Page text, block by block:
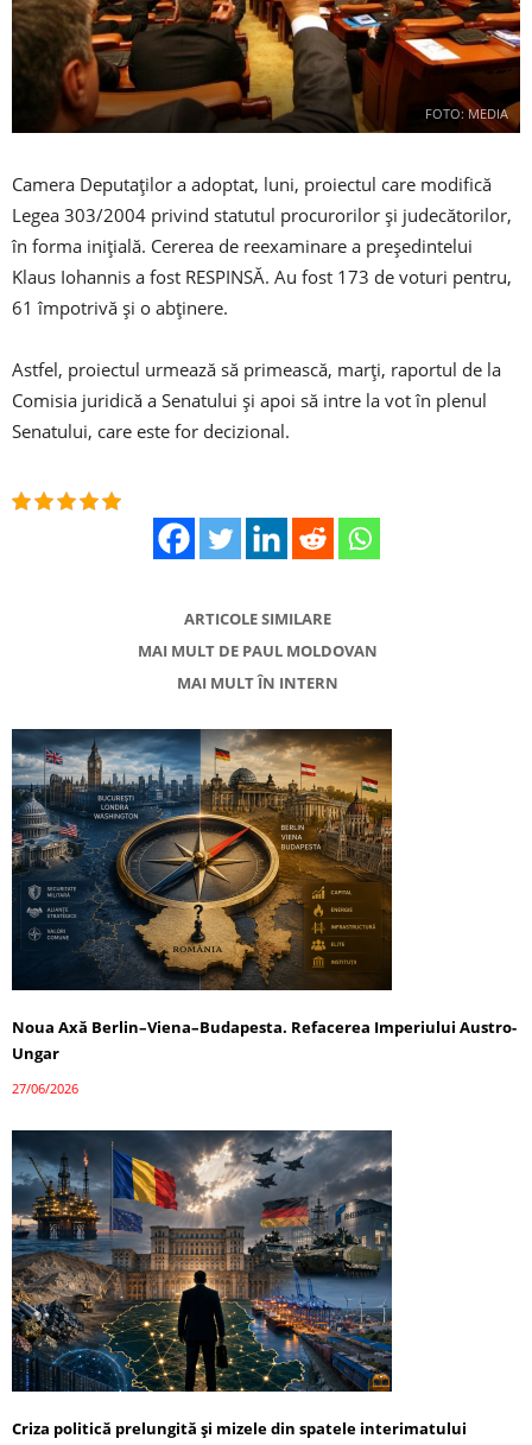
FOTO: MEDIA
Camera Deputaţilor a adoptat, luni, proiectul care modifică
Legea 303/2004 privind statutul procurorilor şi judecătorilor,
în forma iniţială. Cererea de reexaminare a preşedintelui
Klaus Iohannis a fost RESPINSĂ. Au fost 173 de voturi pentru,
61 împotrivă şi o abţinere.
Astfel, proiectul urmează să primească, marţi, raportul de la
Comisia juridică a Senatului şi apoi să intre la vot în plenul
Senatului, care este for decizional.
ARTICOLE SIMILARE
MAI MULT DE PAUL MOLDOVAN
MAI MULT ÎN INTERN
Noua Axă Berlin–Viena–Budapesta. Refacerea Imperiului Austro-
Ungar
27/06/2026
Criza politică prelungită și mizele din spatele interimatului